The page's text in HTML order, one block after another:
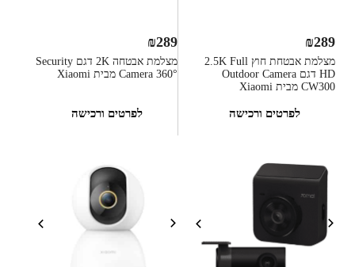
מצלמת אבטחת חוץ 2.5K Full
HD דגם Outdoor Camera
CW300 מבית Xiaomi
₪289
לפרטים ורכישה
מצלמת אבטחה 2K דגם Security
Camera 360° מבית Xiaomi
₪289
לפרטים ורכישה